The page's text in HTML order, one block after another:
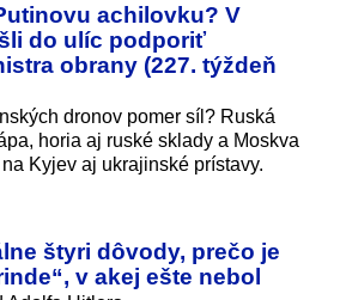
achilovku? V
do ulíc podporiť
obrany (227. týždeň
dronov pomer síl? Ruská
horia aj ruské sklady a Moskva
Kyjev aj ukrajinské prístavy.
štyri dôvody, prečo je
v akej ešte nebol